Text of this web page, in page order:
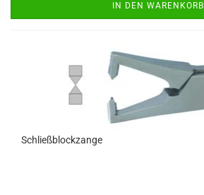
IN DEN WARENKORB
Schließblockzange